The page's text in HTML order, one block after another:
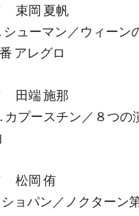
束岡 夏帆
シューマン／ウィー
アレグロ
田端 施那
カプースチン／８つ
松岡 侑
ショパン／ノクターン